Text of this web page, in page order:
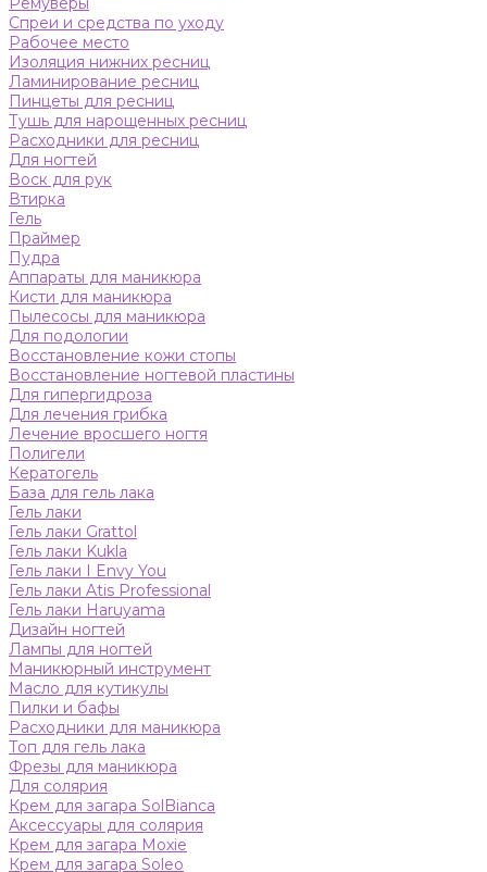
Спреи и средства по уходу
Рабочее место
Изоляция нижних ресниц
Ламинирование ресниц
Пинцеты для ресниц
Тушь для нарощенных ресниц
Расходники для ресниц
Для ногтей
Воск для рук
Втирка
Гель
Праймер
Пудра
Аппараты для маникюра
Кисти для маникюра
Пылесосы для маникюра
Для подологии
Восстановление кожи стопы
Восстановление ногтевой пластины
Для гипергидроза
Для лечения грибка
Лечение вросшего ногтя
Полигели
Кератогель
База для гель лака
Гель лаки
Гель лаки Grattol
Гель лаки Kukla
Гель лаки I Envy You
Гель лаки Atis Professional
Гель лаки Haruyama
Дизайн ногтей
Лампы для ногтей
Маникюрный инструмент
Масло для кутикулы
Пилки и бафы
Расходники для маникюра
Топ для гель лака
Фрезы для маникюра
Для солярия
Крем для загара SolBianca
Аксессуары для солярия
Крем для загара Moxie
Крем для загара Soleo